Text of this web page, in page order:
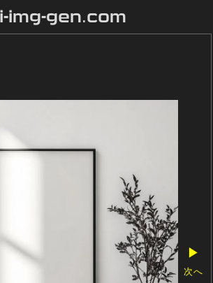
img-gen.com
▶
次へ